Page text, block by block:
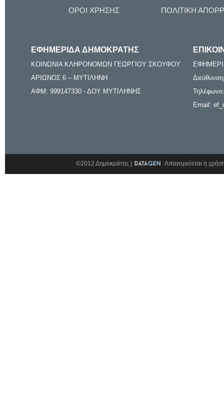
ΟΡΟΙ ΧΡΗΣΗΣ ΠΟΛΙΤΙΚΗ
ΕΦΗΜΕΡΙΔΑ ΔΗΜΟΚΡΑΤΗΣ
ΚΟΙΝΩΝΙΑ ΚΛΗΡΟΝΟΜΩΝ ΓΕΩΡΓΙΟΥ ΣΚΟΥΦΟΥ
ΑΡΙΩΝΟΣ 6 – ΜΥΤΙΛΗΝΗ
ΑΦΜ: 999147330 - ΔΟΥ ΜΥΤΙΛΗΝΗΣ
Email:
©2012 Δημοκράτης | Απαγορεύεται η